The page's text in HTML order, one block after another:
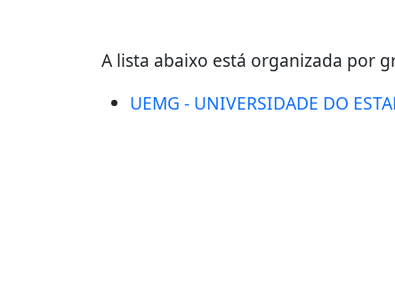
A lista abaixo está organizada por
UEMG - UNIVERSIDADE DO